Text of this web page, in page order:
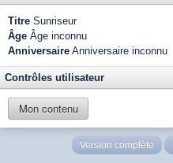
Titre Sunriseur
Âge Âge inconnu
Anniversaire Anniversaire inconnu
Contrôles utilisateur
Mon contenu
Version complète